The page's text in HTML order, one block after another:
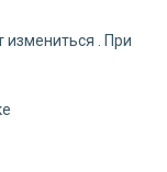
измениться . При